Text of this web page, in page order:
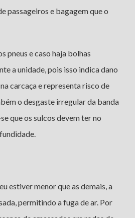
passageiros e bagagem que o
pneus e caso haja bolhas
a unidade, pois isso indica dano
carcaça e representa risco de
o desgaste irregular da banda
que os sulcos devem ter no
estiver menor que as demais, a
permitindo a fuga de ar. Por